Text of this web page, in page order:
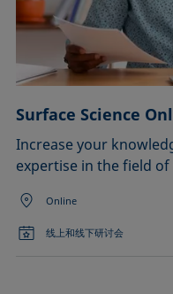
Surface Science
Increase your
expertise in the field
Online
线上和线下研讨会